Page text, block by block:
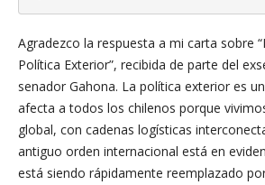
Agradezco la respuesta a mi carta sobre
Política Exterior”, recibida de parte del
senador Gahona. La política exterior es
afecta a todos los chilenos porque
global, con cadenas logísticas
antiguo orden internacional está en
está siendo rápidamente reemplazado